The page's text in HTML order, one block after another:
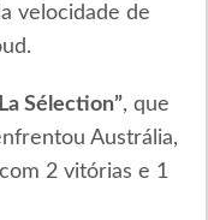
velocidade de
Sélection”, que
Austrália,
2 vitórias e 1